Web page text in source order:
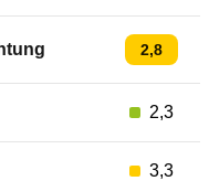
2,8
2,3
3,3